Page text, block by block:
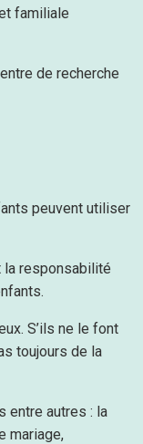
familiale
de recherche
peuvent utiliser
la responsabilité
S’ils ne le font
toujours de la
entre autres : la
mariage,